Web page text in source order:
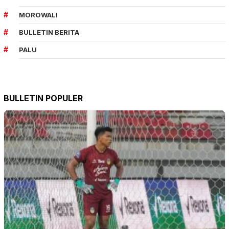
MOROWALI
BULLETIN BERITA
PALU
BULLETIN POPULER